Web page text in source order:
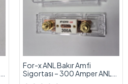
For-x ANL Bakır Amfi
Sigortası – 300 Amper ANL
Bakır Sigortalı – Anfi